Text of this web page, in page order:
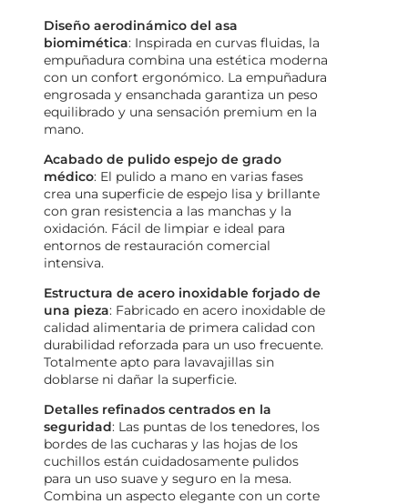
Diseño aerodinámico del asa
biomimética: Inspirada en curvas fluidas, la
empuñadura combina una estética moderna
con un confort ergonómico. La empuñadura
engrosada y ensanchada garantiza un peso
equilibrado y una sensación premium en la
mano.
Acabado de pulido espejo de grado
médico: El pulido a mano en varias fases
crea una superficie de espejo lisa y brillante
con gran resistencia a las manchas y la
oxidación. Fácil de limpiar e ideal para
entornos de restauración comercial
intensiva.
Estructura de acero inoxidable forjado de
una pieza: Fabricado en acero inoxidable de
calidad alimentaria de primera calidad con
durabilidad reforzada para un uso frecuente.
Totalmente apto para lavavajillas sin
doblarse ni dañar la superficie.
Detalles refinados centrados en la
seguridad: Las puntas de los tenedores, los
bordes de las cucharas y las hojas de los
cuchillos están cuidadosamente pulidos
para un uso suave y seguro en la mesa.
Combina un aspecto elegante con un corte